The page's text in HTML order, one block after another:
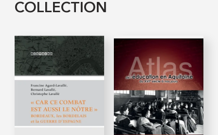
COLLECTION